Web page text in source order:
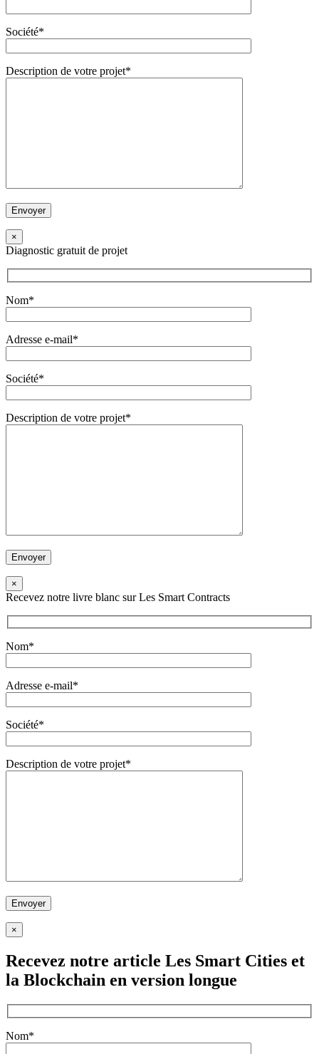
Société*
Description de votre projet*
×
Diagnostic gratuit de projet
Nom*
Adresse e-mail*
Société*
Description de votre projet*
×
Recevez notre livre blanc sur Les Smart Contracts
Nom*
Adresse e-mail*
Société*
Description de votre projet*
×
Recevez notre article Les Smart Cities et
la Blockchain en version longue
Nom*